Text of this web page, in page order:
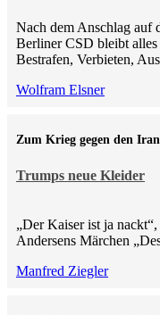
Nach dem Anschlag auf
Berliner CSD bleibt alles
Bestrafen, Verbieten,
Wolfram Elsner
Trumps neue Kleider
Zum Krieg gegen den Iran
„Der Kaiser ist ja
Andersens Märchen
Manfred Ziegler